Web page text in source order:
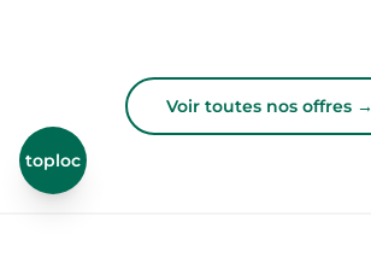
Voir toutes nos offres →
toploc